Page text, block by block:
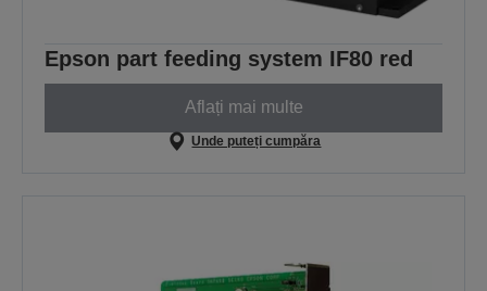
Epson part feeding system IF80 red
Aflați mai multe
Unde puteți cumpăra